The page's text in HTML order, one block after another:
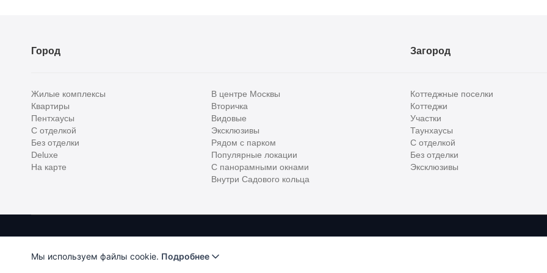
Детские сады
Поликлиники
Больницы
Город
Жилые комплексы
Квартиры
Пентхаусы
С отделкой
Без отделки
Deluxe
На карте
В центре Москвы
Вторичка
Видовые
Эксклюзивы
Рядом с парком
Популярные локации
С панорамными окнами
Внутри Садового кольца
Загород
Коттеджные поселки
Коттеджи
Участки
Таунхаусы
С отделкой
Без отделки
Эксклюзивы
Хантер. Оплачивая услуги, вы принимаете
Лицензионное соглашение
Мы используем файлы cookie. Подробнее